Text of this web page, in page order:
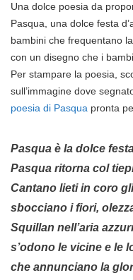
Una dolce poesia da
Pasqua, una dolce festa
bambini che frequentano
con un disegno che i
Per stampare la poesia,
sull’immagine dove
poesia di Pasqua pronta
Pasqua è la dolce
Pasqua ritorna col
Cantano lieti in coro
sbocciano i fiori,
Squillan nell’aria
s’odono le vicine e le
che annunciano la